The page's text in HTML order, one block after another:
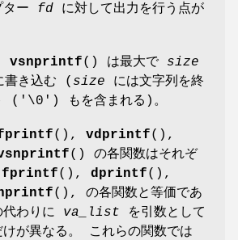
ター fd に対して出力を行う点が
vsnprintf() は最大で size
書き込む ( size には文字列を終
('\0') もを含まれる)。
(), vdprintf(),
() の各関数はそれぞ
fprintf(), dprintf(),
(), の各関数と等価であ
代わりに va_list を引数として
が異なる。 これらの関数では